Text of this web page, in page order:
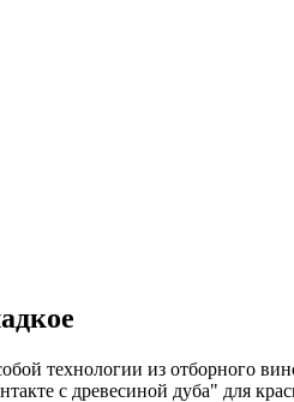
технологии из отборного
с древесиной дуба" для